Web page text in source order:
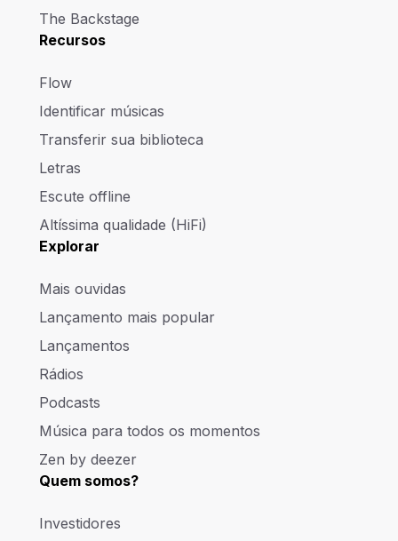
The Backstage
Recursos
Flow
Identificar músicas
Transferir sua biblioteca
Letras
Escute offline
Altíssima qualidade (HiFi)
Explorar
Mais ouvidas
Lançamento mais popular
Lançamentos
Rádios
Podcasts
Música para todos os momentos
Zen by deezer
Quem somos?
Investidores